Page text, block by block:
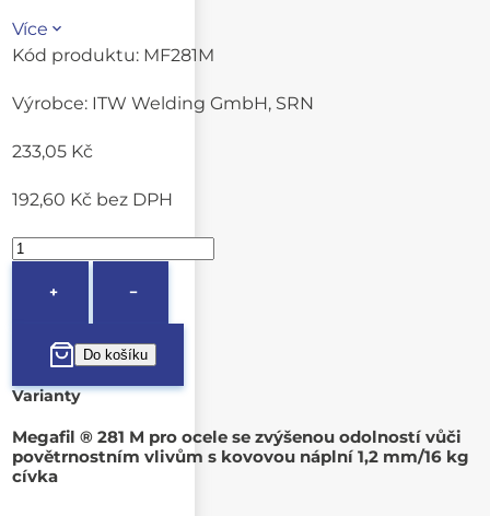
Více
Kód produktu: MF281M
Výrobce: ITW Welding GmbH, SRN
233,05 Kč
192,60 Kč bez DPH
+ −
Varianty
Megafil ® 281 M pro ocele se zvýšenou odolností vůči
povětrnostním vlivům s kovovou náplní 1,2 mm/16 kg
cívka